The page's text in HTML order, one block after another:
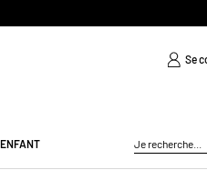
Se
ENFANT